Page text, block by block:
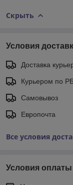
Скрыть
Условия
Доставка
Курьером по
Самовывоз
Европочта
Все условия
Условия оплаты